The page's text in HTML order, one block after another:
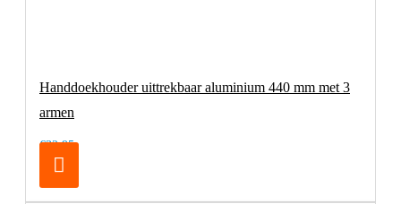
Handdoekhouder uittrekbaar aluminium 440 mm met 3
armen
€32,95